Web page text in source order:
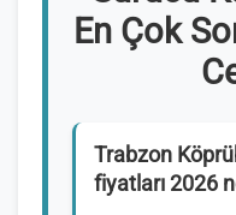
En Çok
Trabzon
fiyatları 2026